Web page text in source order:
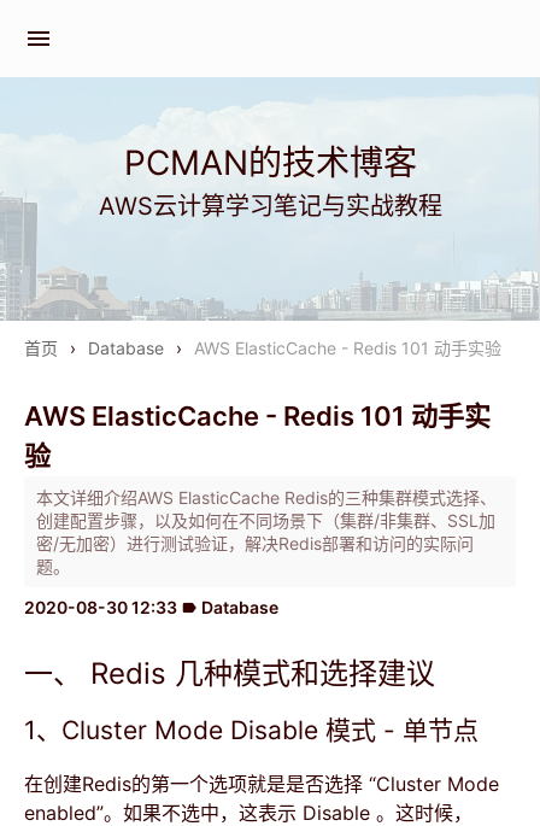
menu
PCMAN的技术博客
AWS云计算学习笔记与实战教程
首页 › Database › AWS ElasticCache - Redis 101 动手实验
AWS ElasticCache - Redis 101 动手实
验
本文详细介绍AWS ElasticCache Redis的三种集群模式选择、
创建配置步骤，以及如何在不同场景下（集群/非集群、SSL加
密/无加密）进行测试验证，解决Redis部署和访问的实际问
题。
2020-08-30 12:33 label Database
一、 Redis 几种模式和选择建议
1、Cluster Mode Disable 模式 - 单节点
在创建Redis的第一个选项就是是否选择 “Cluster Mode
enabled”。如果不选中，这表示 Disable 。这时候，